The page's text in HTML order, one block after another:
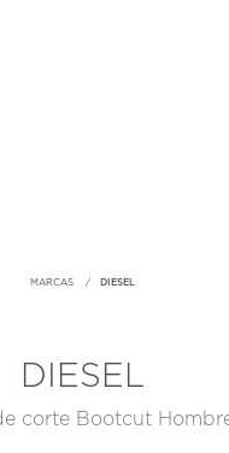
MARCAS DIESEL
DIESEL
corte Bootcut